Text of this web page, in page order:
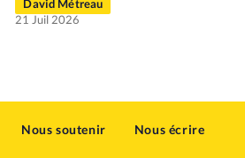
David Métreau
21 Juil 2026
Nous soutenir Nous écrire